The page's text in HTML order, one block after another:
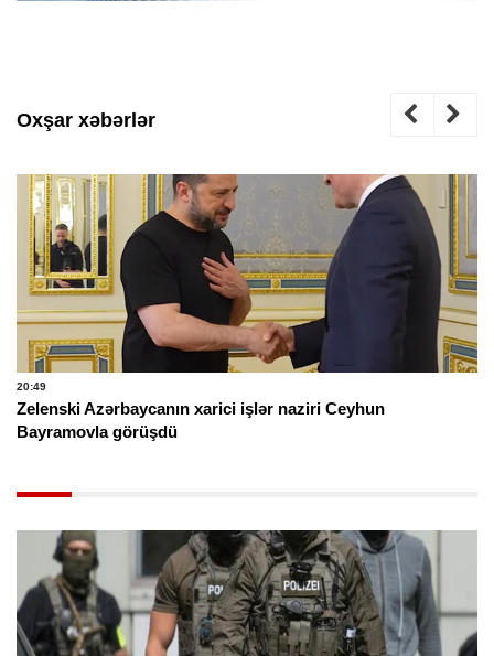
Oxşar xəbərlər
20:49
Zelenski Azərbaycanın xarici işlər naziri Ceyhun
Bayramovla görüşdü